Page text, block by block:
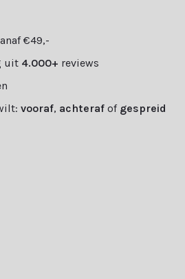
€49,-
uit 4.000+ reviews
vooraf, achteraf of gespreid